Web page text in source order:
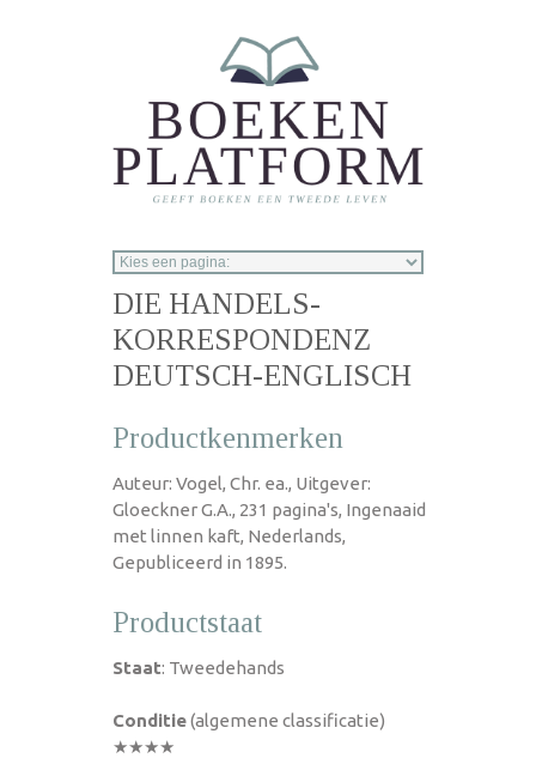
DIE HANDELS-
KORRESPONDENZ
DEUTSCH-ENGLISCH
Productkenmerken
Auteur: Vogel, Chr. ea., Uitgever:
Gloeckner G.A., 231 pagina's, Ingenaaid
met linnen kaft, Nederlands,
Gepubliceerd in 1895.
Productstaat
Staat: Tweedehands
Conditie(algemene classificatie)
★★★★